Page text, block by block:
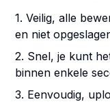
1. Veilig, alle
en niet
2. Snel, je kunt
binnen enkele
3. Eenvoudig,